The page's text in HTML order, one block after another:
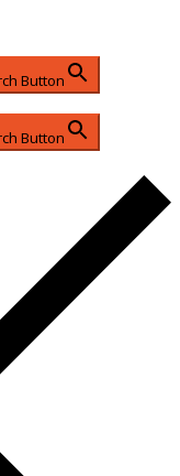
Button
Button